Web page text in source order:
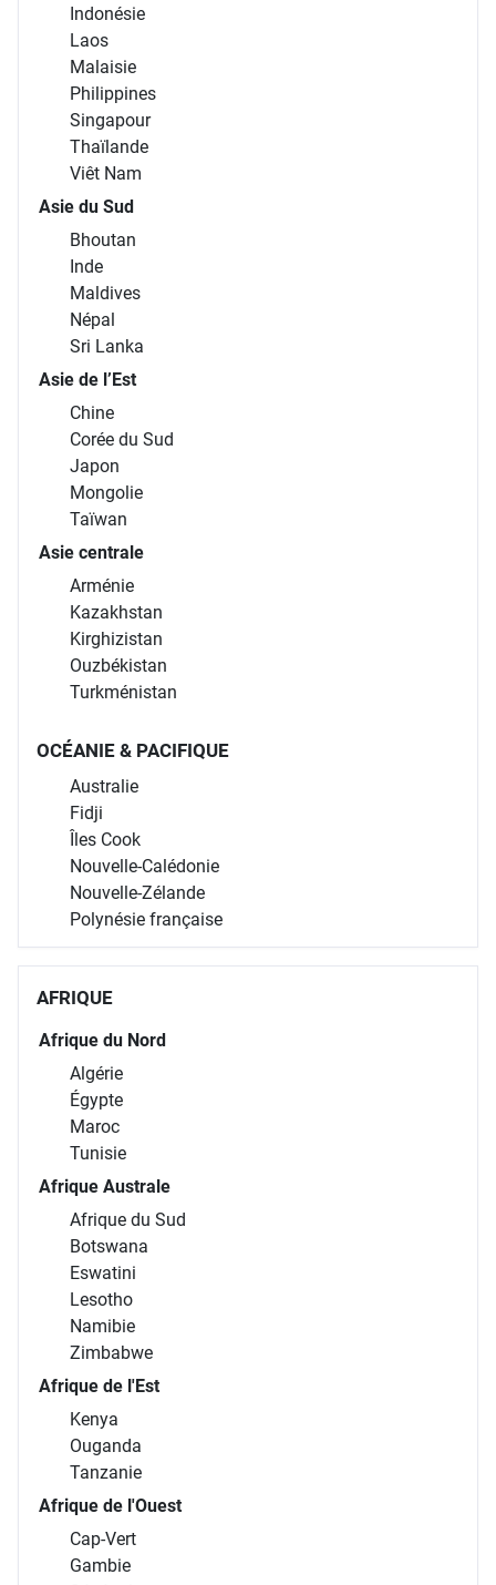
Indonésie
Laos
Malaisie
Philippines
Singapour
Thaïlande
Viêt Nam
Asie du Sud
Bhoutan
Inde
Maldives
Népal
Sri Lanka
Asie de l’Est
Chine
Corée du Sud
Japon
Mongolie
Taïwan
Asie centrale
Arménie
Kazakhstan
Kirghizistan
Ouzbékistan
Turkménistan
OCÉANIE & PACIFIQUE
Australie
Fidji
Îles Cook
Nouvelle-Calédonie
Nouvelle-Zélande
Polynésie française
AFRIQUE
Afrique du Nord
Algérie
Égypte
Maroc
Tunisie
Afrique Australe
Afrique du Sud
Botswana
Eswatini
Lesotho
Namibie
Zimbabwe
Afrique de l'Est
Kenya
Ouganda
Tanzanie
Afrique de l'Ouest
Cap-Vert
Gambie